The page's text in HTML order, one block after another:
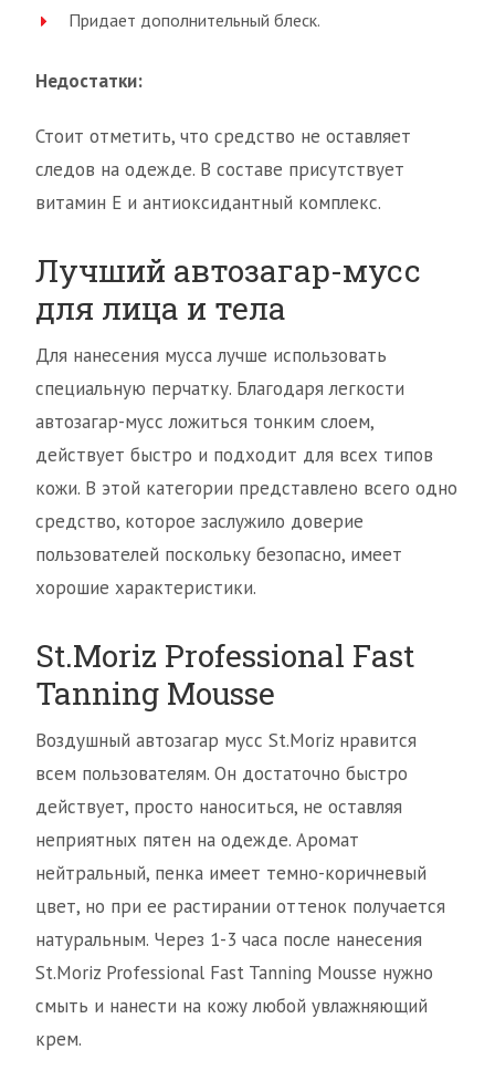
Придает дополнительный блеск.
Недостатки:
Стоит отметить, что средство не оставляет
следов на одежде. В составе присутствует
витамин Е и антиоксидантный комплекс.
Лучший автозагар-мусс
для лица и тела
Для нанесения мусса лучше использовать
специальную перчатку. Благодаря легкости
автозагар-мусс ложиться тонким слоем,
действует быстро и подходит для всех типов
кожи. В этой категории представлено всего одно
средство, которое заслужило доверие
пользователей поскольку безопасно, имеет
хорошие характеристики.
St.Moriz Professional Fast
Tanning Mousse
Воздушный автозагар мусс St.Moriz нравится
всем пользователям. Он достаточно быстро
действует, просто наноситься, не оставляя
неприятных пятен на одежде. Аромат
нейтральный, пенка имеет темно-коричневый
цвет, но при ее растирании оттенок получается
натуральным. Через 1-3 часа после нанесения
St.Moriz Professional Fast Tanning Mousse нужно
смыть и нанести на кожу любой увлажняющий
крем.